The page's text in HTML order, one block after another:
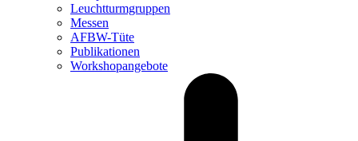
Leuchtturm­gruppen
Messen
AFBW-Tüte
Publikationen
Workshopangebote